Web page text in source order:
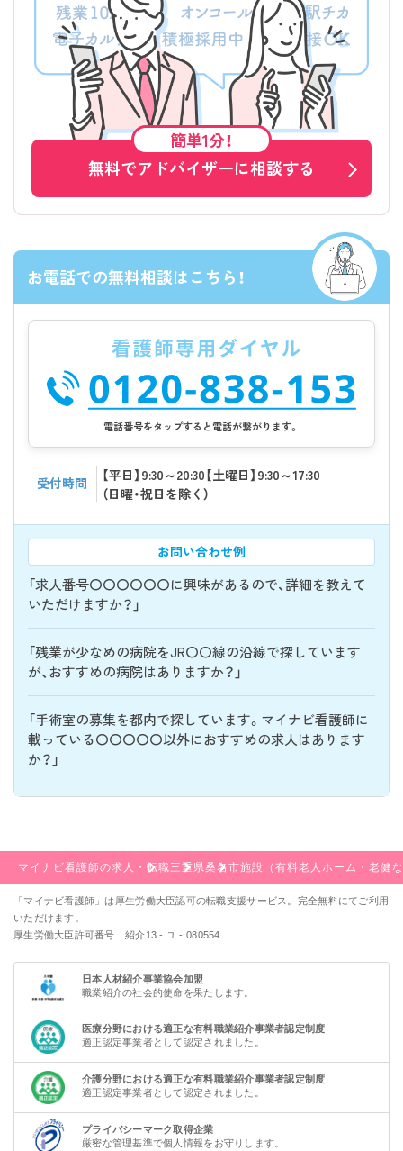
簡単1分！
無料でアドバイザーに相談する
お電話での無料相談はこちら！
電話番号をタップすると電話が繋がります。
受付時間
【平日】9:30～20:30【土曜日】9:30～17:30
（日曜・祝日を除く）
お問い合わせ例
「求人番号〇〇〇〇〇〇に興味があるので、詳細を教えて
いただけますか？」
「残業が少なめの病院をJR〇〇線の沿線で探しています
が、おすすめの病院はありますか？」
「手術室の募集を都内で探しています。マイナビ看護師に
載っている〇〇〇〇〇以外におすすめの求人はあります
か？」
マイナビ看護師の求人・転職 三重県桑名市施設（有料老人ホーム・老健
「マイナビ看護師」は厚生労働大臣認可の転職支援サービス。完全無料にてご利用
いただけます。
厚生労働大臣許可番号 紹介13 - ユ - 080554
日本人材紹介事業協会加盟
職業紹介の社会的使命を果たします。
医療分野における適正な有料職業紹介事業者認定制度
適正認定事業者として認定されました。
介護分野における適正な有料職業紹介事業者認定制度
適正認定事業者として認定されました。
プライバシーマーク取得企業
厳密な管理基準で個人情報をお守りします。